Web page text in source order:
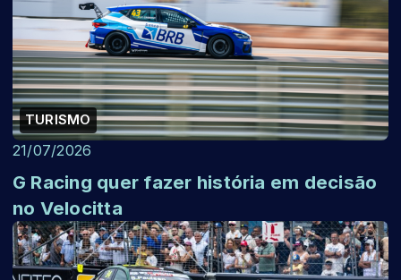
TURISMO
21/07/2026
G Racing quer fazer história em decisão
no Velocitta